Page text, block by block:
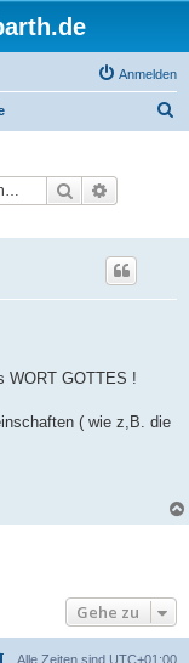
Anmelden
Suche
WORT GOTTES !
( wie z,B. die
Gehe zu
Alle Zeiten sind UTC+01:00